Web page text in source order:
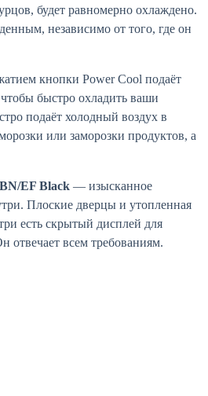
будет равномерно охлаждено.
независимо от того, где он
кнопки Power Cool подаёт
быстро охладить ваши
подаёт холодный воздух в
или заморозки продуктов, а
EF Black — изысканное
Плоские дверцы и утопленная
есть скрытый дисплей для
отвечает всем требованиям.